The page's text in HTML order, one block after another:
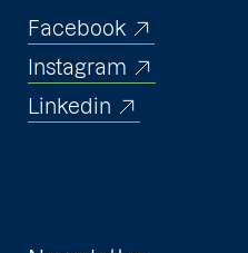
Facebook
Instagram
Linkedin